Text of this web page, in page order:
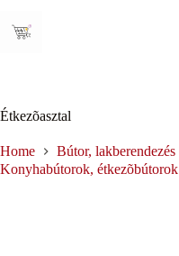
content
Étkezõasztal
Home
Bútor, lakberendezés
Konyhabútorok, étkezõbútorok